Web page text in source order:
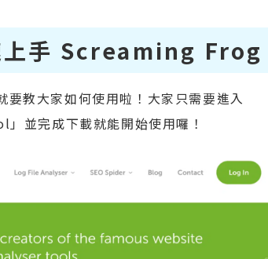
上手 Screaming Frog
教大家如何使用啦！大家只需要進入
並完成下載就能開始使用囉！